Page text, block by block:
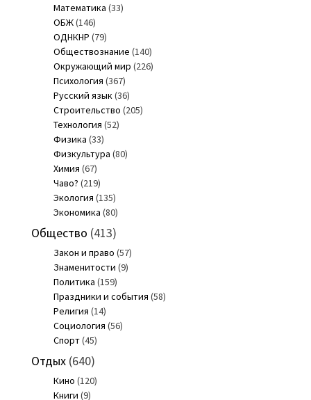
Математика (33)
ОБЖ(146)
ОДНКНР (79)
Обществознание (140)
Окружающий мир (226)
Психология (367)
Русский язык(36)
Строительство (205)
Технология (52)
Физика (33)
Физкультура (80)
Химия (67)
Чаво? (219)
Экология (135)
Экономика (80)
Общество (413)
Закон и право (57)
Знаменитости (9)
Политика (159)
Праздники и события (58)
Религия (14)
Социология (56)
Спорт(45)
Отдых(640)
Кино (120)
Книги (9)